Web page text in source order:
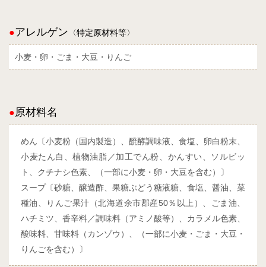
アレルゲン 〈特定原材料等〉
小麦・卵・ごま・大豆・りんご
原材料名
めん〔小麦粉（国内製造）、醗酵調味液、食塩、卵白粉末、
小麦たん白、植物油脂／加工でん粉、かんすい、ソルビッ
ト、クチナシ色素、（一部に小麦・卵・大豆を含む）〕
スープ〔砂糖、醸造酢、果糖ぶどう糖液糖、食塩、醤油、菜
種油、りんご果汁（北海道余市郡産50％以上）、ごま油、
ハチミツ、香辛料／調味料（アミノ酸等）、カラメル色素、
酸味料、甘味料（カンゾウ）、（一部に小麦・ごま・大豆・
りんごを含む）〕